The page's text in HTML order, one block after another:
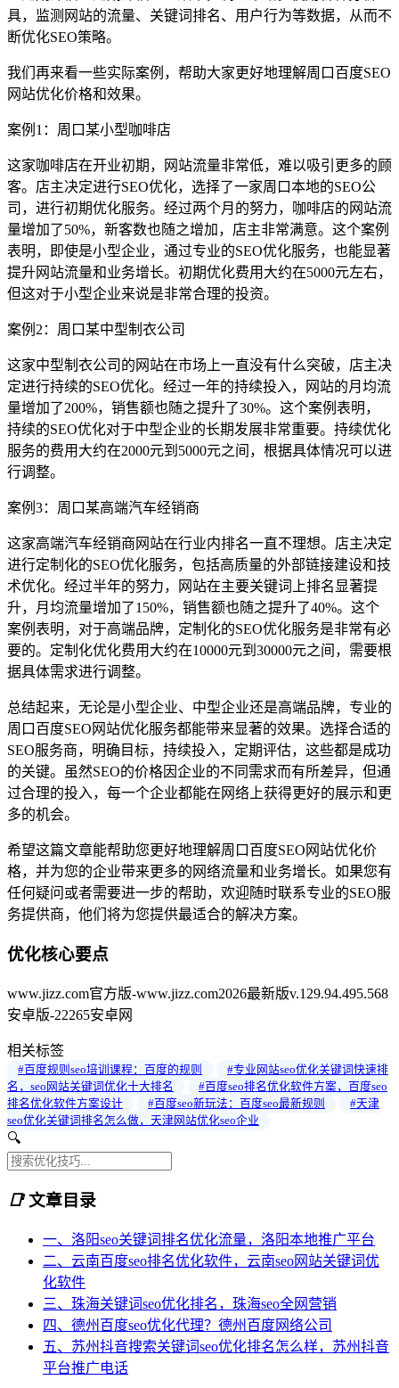
具，监测网站的流量、关键词排名、用户行为等数据，从而不
断优化SEO策略。
我们再来看一些实际案例，帮助大家更好地理解周口百度SEO
网站优化价格和效果。
案例1：周口某小型咖啡店
这家咖啡店在开业初期，网站流量非常低，难以吸引更多的顾
客。店主决定进行SEO优化，选择了一家周口本地的SEO公
司，进行初期优化服务。经过两个月的努力，咖啡店的网站流
量增加了50%，新客数也随之增加，店主非常满意。这个案例
表明，即使是小型企业，通过专业的SEO优化服务，也能显著
提升网站流量和业务增长。初期优化费用大约在5000元左右，
但这对于小型企业来说是非常合理的投资。
案例2：周口某中型制衣公司
这家中型制衣公司的网站在市场上一直没有什么突破，店主决
定进行持续的SEO优化。经过一年的持续投入，网站的月均流
量增加了200%，销售额也随之提升了30%。这个案例表明，
持续的SEO优化对于中型企业的长期发展非常重要。持续优化
服务的费用大约在2000元到5000元之间，根据具体情况可以进
行调整。
案例3：周口某高端汽车经销商
这家高端汽车经销商网站在行业内排名一直不理想。店主决定
进行定制化的SEO优化服务，包括高质量的外部链接建设和技
术优化。经过半年的努力，网站在主要关键词上排名显著提
升，月均流量增加了150%，销售额也随之提升了40%。这个
案例表明，对于高端品牌，定制化的SEO优化服务是非常有必
要的。定制化优化费用大约在10000元到30000元之间，需要根
据具体需求进行调整。
总结起来，无论是小型企业、中型企业还是高端品牌，专业的
周口百度SEO网站优化服务都能带来显著的效果。选择合适的
SEO服务商，明确目标，持续投入，定期评估，这些都是成功
的关键。虽然SEO的价格因企业的不同需求而有所差异，但通
过合理的投入，每一个企业都能在网络上获得更好的展示和更
多的机会。
希望这篇文章能帮助您更好地理解周口百度SEO网站优化价
格，并为您的企业带来更多的网络流量和业务增长。如果您有
任何疑问或者需要进一步的帮助，欢迎随时联系专业的SEO服
务提供商，他们将为您提供最适合的解决方案。
优化核心要点
www.jizz.com官方版-www.jizz.com2026最新版v.129.94.495.568
安卓版-22265安卓网
相关标签
#百度规则seo培训课程：百度的规则
#专业网站seo优化关键词快速排
名，seo网站关键词优化十大排名
#百度seo排名优化软件方案，百度seo
排名优化软件方案设计
#百度seo新玩法：百度seo最新规则
#天津
seo优化关键词排名怎么做，天津网站优化seo企业
🔍
📑文章目录
一、洛阳seo关键词排名优化流量，洛阳本地推广平台
二、云南百度seo排名优化软件，云南seo网站关键词优
化软件
三、珠海关键词seo优化排名，珠海seo全网营销
四、德州百度seo优化代理？德州百度网络公司
五、苏州抖音搜索关键词seo优化排名怎么样，苏州抖音
平台推广电话